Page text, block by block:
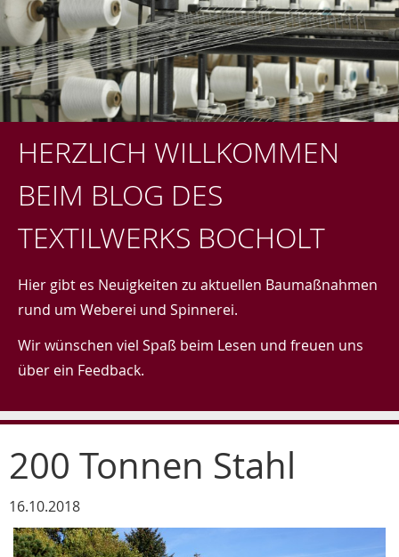
HERZLICH WILLKOMMEN
BEIM BLOG DES
TEXTILWERKS BOCHOLT
Hier gibt es Neuigkeiten zu aktuellen Baumaßnahmen
rund um Weberei und Spinnerei.
Wir wünschen viel Spaß beim Lesen und freuen uns
über ein Feedback.
200 Tonnen Stahl
16.10.2018